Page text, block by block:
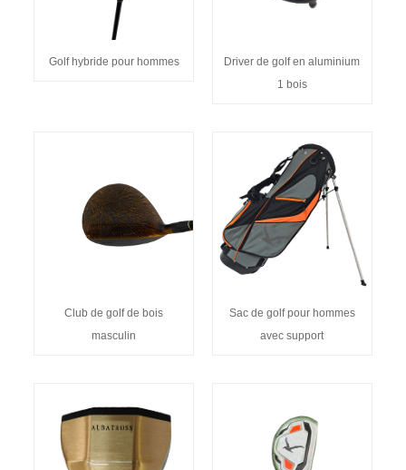
Golf hybride pour hommes
Driver de golf en aluminium
1 bois
Club de golf de bois
masculin
Sac de golf pour hommes
avec support